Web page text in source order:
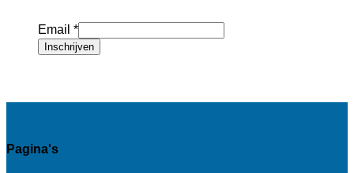
Email *
Inschrijven
Pagina's